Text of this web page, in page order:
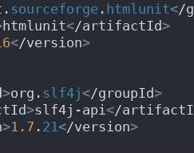
sourceforge . htmlunit</
htmlunit</artifactId >
</version>
>org. slf4j </groupId >
>slf4j-api</
>1.7 . 21</version>